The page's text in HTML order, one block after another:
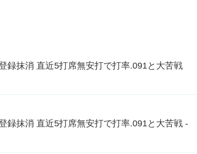
録抹消 直近5打席無安打で打率.091と大苦戦
録抹消 直近5打席無安打で打率.091と大苦戦 -